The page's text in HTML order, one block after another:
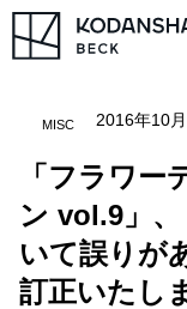
MISC 2016年10
「フラワー
ン vol.9」
いて誤りが
訂正いたし